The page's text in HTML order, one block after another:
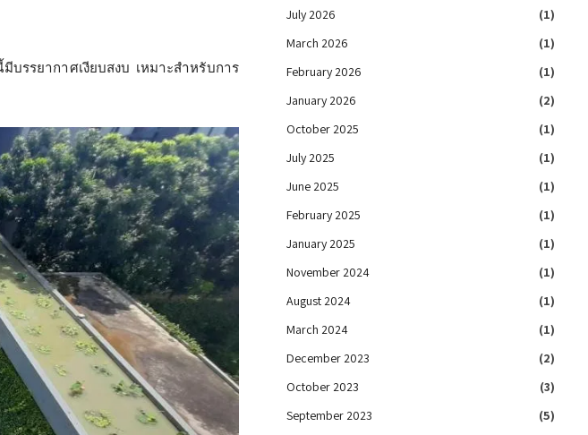
รรยากาศเงียบสงบ เหมาะสำหรับการ
July 2026
(1)
March 2026
(1)
February 2026
(1)
January 2026
(2)
October 2025
(1)
July 2025
(1)
June 2025
(1)
February 2025
(1)
January 2025
(1)
November 2024
(1)
August 2024
(1)
March 2024
(1)
December 2023
(2)
October 2023
(3)
September 2023
(5)